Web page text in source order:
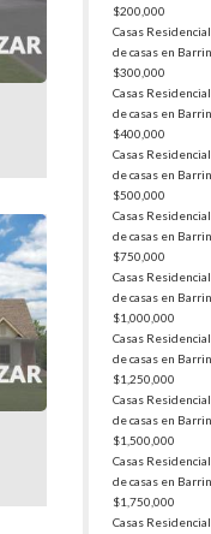
$200,000
Casas
de casas en
$300,000
Casas
de casas en
$400,000
Casas
de casas en
$500,000
Casas
de casas en
$750,000
Casas
de casas en
$1,000,000
Casas
de casas en
$1,250,000
Casas
de casas en
$1,500,000
Casas
de casas en
$1,750,000
Casas